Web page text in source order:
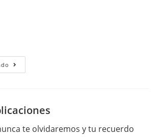
Jueves
30
te olvidaremos y tu recuerdo